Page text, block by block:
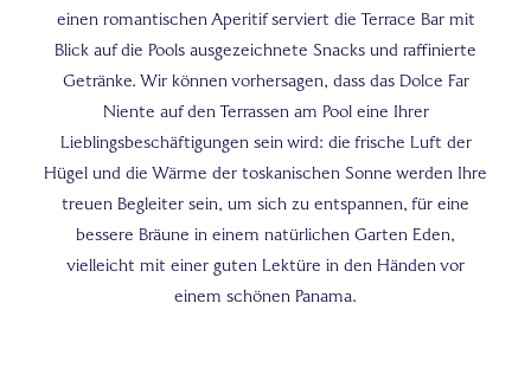
einen romantischen Aperitif serviert die Terrace Bar mit
Blick auf die Pools ausgezeichnete Snacks und raffinierte
Getränke. Wir können vorhersagen, dass das Dolce Far
Niente auf den Terrassen am Pool eine Ihrer
Lieblingsbeschäftigungen sein wird: die frische Luft der
Hügel und die Wärme der toskanischen Sonne werden Ihre
treuen Begleiter sein, um sich zu entspannen, für eine
bessere Bräune in einem natürlichen Garten Eden,
vielleicht mit einer guten Lektüre in den Händen vor
einem schönen Panama.